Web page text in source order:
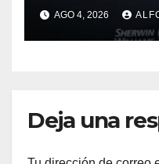
AGO 4, 2026
Deja una